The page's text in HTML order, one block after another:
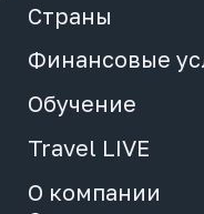
Вход
Просмотр заявок
Неоплаченные
Страны
Финансовые
Обучение
Travel LIVE
О компании